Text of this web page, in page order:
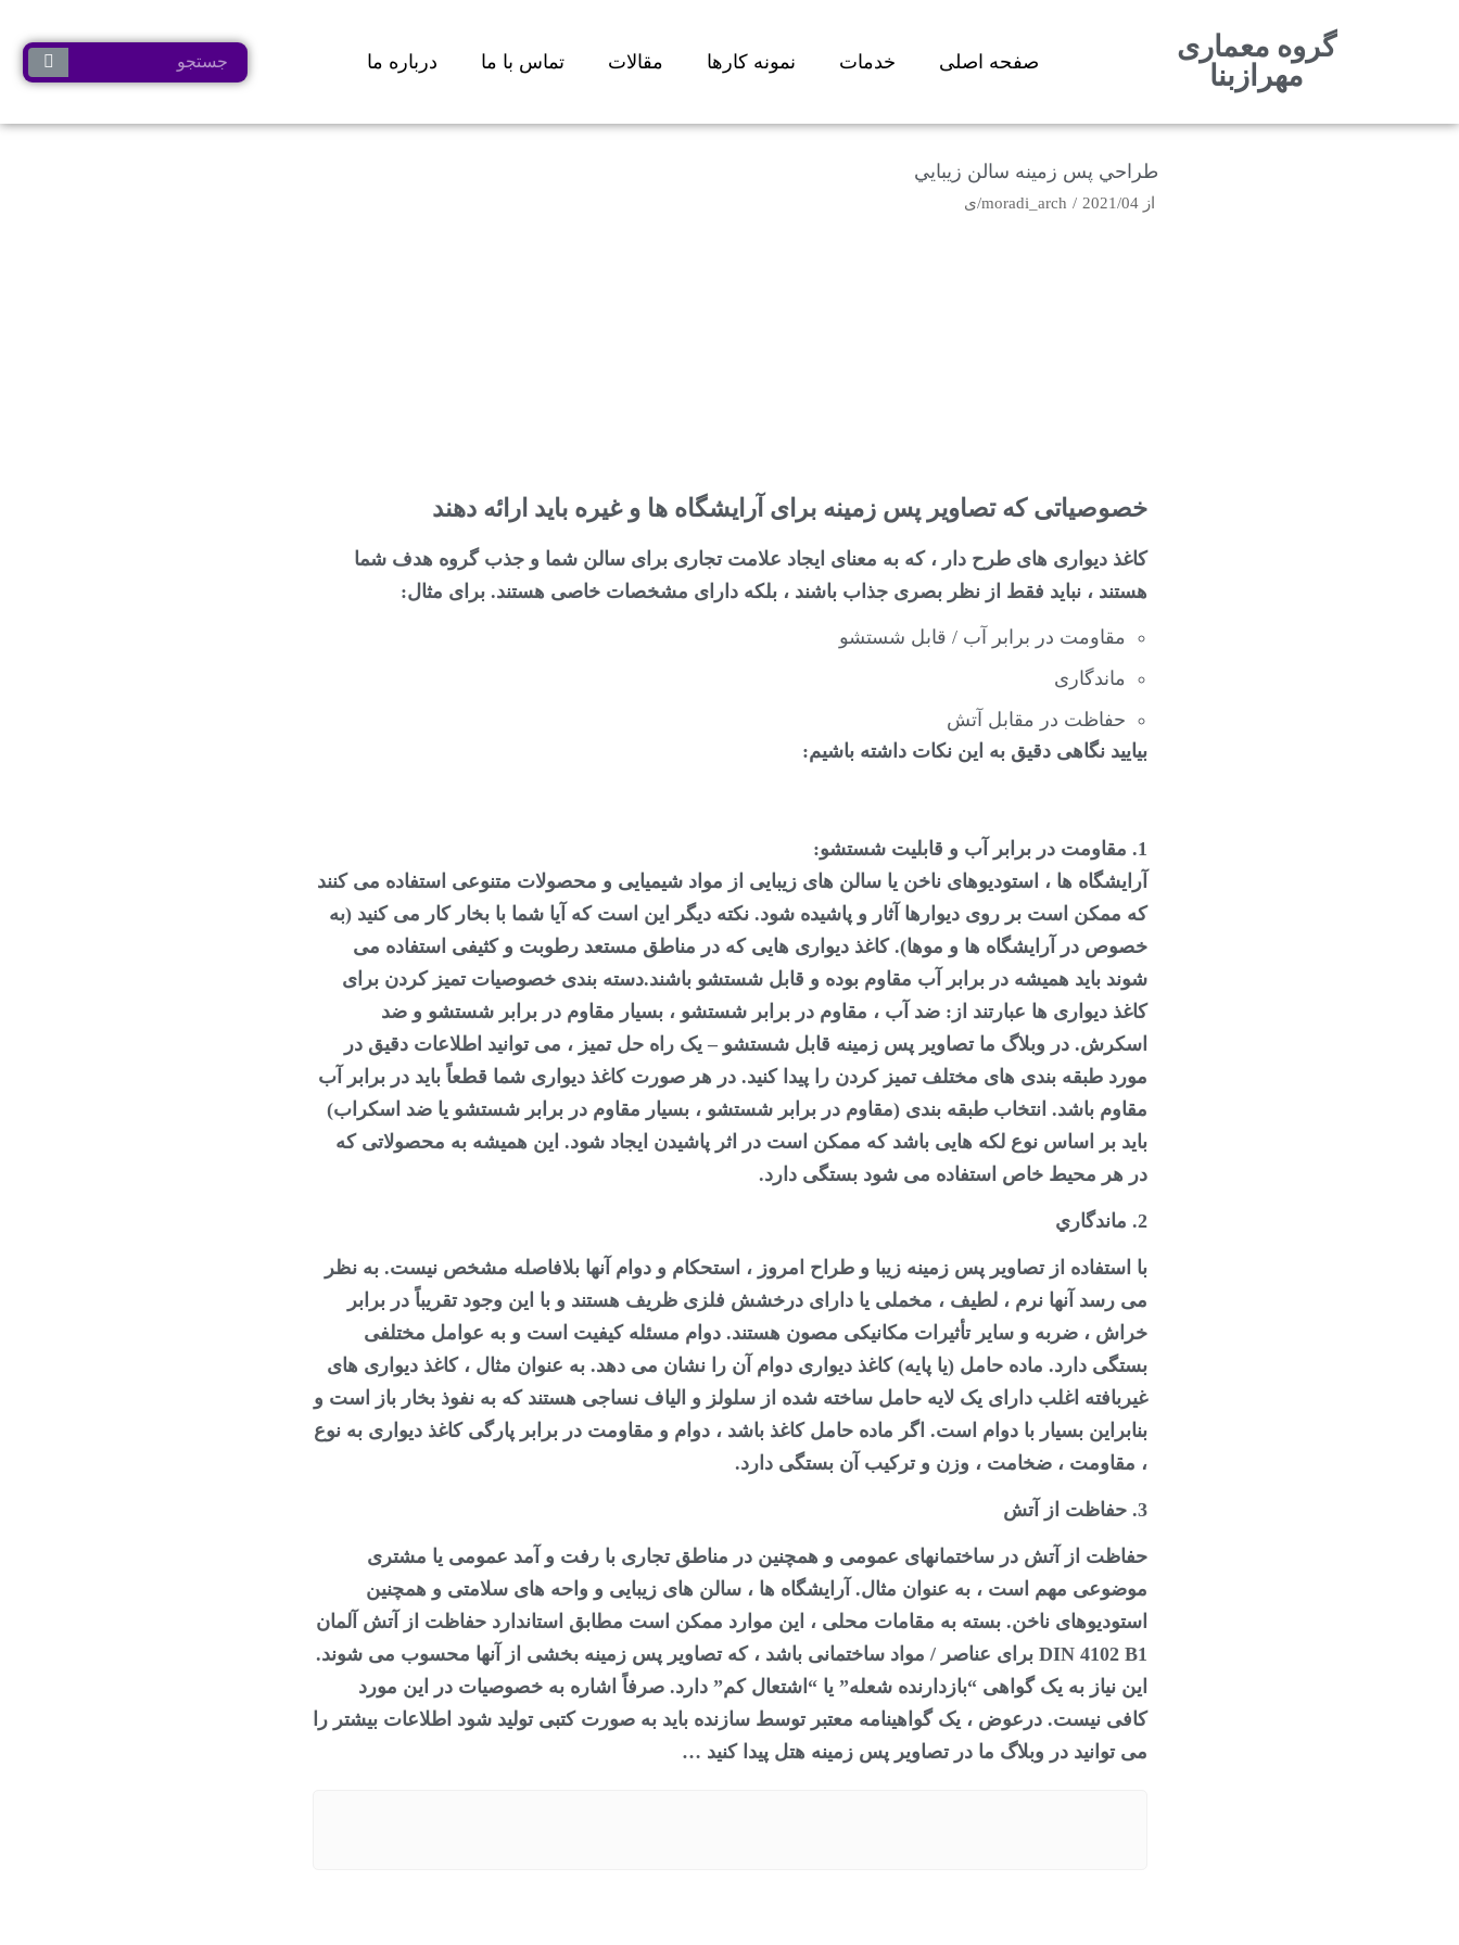
محتوا
گروه معماری
مهرازبنا
صفحه اصلی خدمات نمونه کارها مقالات تماس با ما درباره ما
طراحي پس زمينه سالن زيبايي
از moradi_arch 2021/04/ی
خصوصیاتی که تصاویر پس زمینه برای آرایشگاه ها و غیره باید ارائه دهند
کاغذ دیواری های طرح دار ، که به معنای ایجاد علامت تجاری برای سالن شما و جذب گروه هدف شما
هستند ، نباید فقط از نظر بصری جذاب باشند ، بلکه دارای مشخصات خاصی هستند. برای مثال:
مقاومت در برابر آب / قابل شستشو
ماندگاری
حفاظت در مقابل آتش
بیایید نگاهی دقیق به این نکات داشته باشیم:
1. مقاومت در برابر آب و قابلیت شستشو:
آرایشگاه ها ، استودیوهای ناخن یا سالن های زیبایی از مواد شیمیایی و محصولات متنوعی استفاده می کنند
که ممکن است بر روی دیوارها آثار و پاشیده شود. نکته دیگر این است که آیا شما با بخار کار می کنید (به
خصوص در آرایشگاه ها و موها). کاغذ دیواری هایی که در مناطق مستعد رطوبت و کثیفی استفاده می
شوند باید همیشه در برابر آب مقاوم بوده و قابل شستشو باشند.دسته بندی خصوصیات تمیز کردن برای
کاغذ دیواری ها عبارتند از: ضد آب ، مقاوم در برابر شستشو ، بسیار مقاوم در برابر شستشو و ضد
اسکرش. در وبلاگ ما تصاویر پس زمینه قابل شستشو – یک راه حل تمیز ، می توانید اطلاعات دقیق در
مورد طبقه بندی های مختلف تمیز کردن را پیدا کنید. در هر صورت کاغذ دیواری شما قطعاً باید در برابر آب
مقاوم باشد. انتخاب طبقه بندی (مقاوم در برابر شستشو ، بسیار مقاوم در برابر شستشو یا ضد اسکراب)
باید بر اساس نوع لکه هایی باشد که ممکن است در اثر پاشیدن ایجاد شود. این همیشه به محصولاتی که
در هر محیط خاص استفاده می شود بستگی دارد.
2. ماندگاري
با استفاده از تصاویر پس زمینه زیبا و طراح امروز ، استحکام و دوام آنها بلافاصله مشخص نیست. به نظر
می رسد آنها نرم ، لطیف ، مخملی یا دارای درخشش فلزی ظریف هستند و با این وجود تقریباً در برابر
خراش ، ضربه و سایر تأثیرات مکانیکی مصون هستند. دوام مسئله کیفیت است و به عوامل مختلفی
بستگی دارد. ماده حامل (یا پایه) کاغذ دیواری دوام آن را نشان می دهد. به عنوان مثال ، کاغذ دیواری های
غیربافته اغلب دارای یک لایه حامل ساخته شده از سلولز و الیاف نساجی هستند که به نفوذ بخار باز است و
بنابراین بسیار با دوام است. اگر ماده حامل کاغذ باشد ، دوام و مقاومت در برابر پارگی کاغذ دیواری به نوع
، مقاومت ، ضخامت ، وزن و ترکیب آن بستگی دارد.
3. حفاظت از آتش
حفاظت از آتش در ساختمانهای عمومی و همچنین در مناطق تجاری با رفت و آمد عمومی یا مشتری
موضوعی مهم است ، به عنوان مثال. آرایشگاه ها ، سالن های زیبایی و واحه های سلامتی و همچنین
استودیوهای ناخن. بسته به مقامات محلی ، این موارد ممکن است مطابق استاندارد حفاظت از آتش آلمان
DIN 4102 B1 برای عناصر / مواد ساختمانی باشد ، که تصاویر پس زمینه بخشی از آنها محسوب می شوند.
این نیاز به یک گواهی “بازدارنده شعله” یا “اشتعال کم” دارد. صرفاً اشاره به خصوصیات در این مورد
کافی نیست. درعوض ، یک گواهینامه معتبر توسط سازنده باید به صورت کتبی تولید شود اطلاعات بیشتر را
می توانید در وبلاگ ما در تصاویر پس زمینه هتل پیدا کنید …